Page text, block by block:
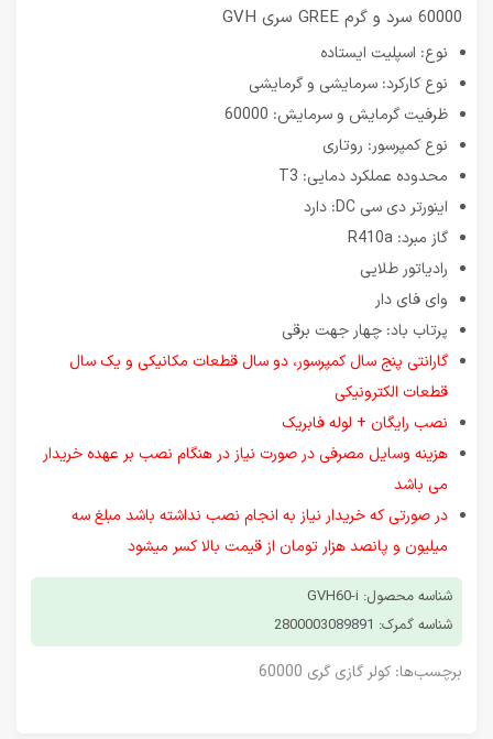
60000 سرد و گرم GREE سری GVH
نوع: اسپلیت ایستاده
نوع کارکرد: سرمایشی و گرمایشی
ظرفیت گرمایش و سرمایش: 60000
نوع کمپرسور: روتاری
محدوده عملکرد دمایی: T3
اینورتر دی سی DC: دارد
گاز مبرد: R410a
رادیاتور طلایی
وای فای دار
پرتاب باد: چهار جهت برقی
گارانتی پنج سال کمپرسور، دو سال قطعات مکانیکی و یک سال
قطعات الکترونیکی
نصب رایگان + لوله فابریک
هزینه وسایل مصرفی در صورت نیاز در هنگام نصب بر عهده خریدار
می باشد
در صورتی که خریدار نیاز به انجام نصب نداشته باشد مبلغ سه
میلیون و پانصد هزار تومان از قیمت بالا کسر میشود
شناسه محصول: GVH60-i
شناسه گمرک: 2800003089891
برچسب‌ها: کولر گازی گری 60000